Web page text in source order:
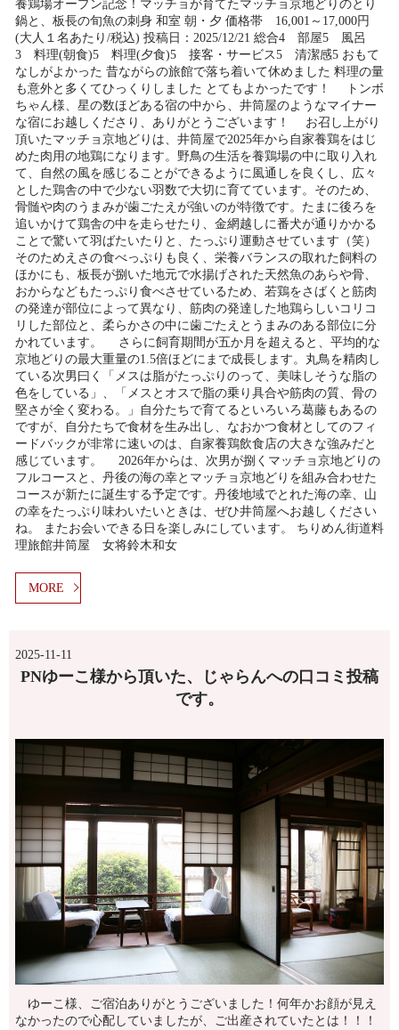
養鶏場オープン記念！マッチョが育てたマッチョ京地どりのとり
鍋と、板長の旬魚の刺身 和室 朝・夕 価格帯 16,001～17,000円
(大人１名あたり/税込) 投稿日：2025/12/21 総合4 部屋5 風呂
3 料理(朝食)5 料理(夕食)5 接客・サービス5 清潔感5 おもて
なしがよかった 昔ながらの旅館で落ち着いて休めました 料理の量
も意外と多くてひっくりしました とてもよかったです！ トンボ
ちゃん様、星の数ほどある宿の中から、井筒屋のようなマイナー
な宿にお越しくださり、ありがとうございます！ お召し上がり
頂いたマッチョ京地どりは、井筒屋で2025年から自家養鶏をはじ
めた肉用の地鶏になります。野鳥の生活を養鶏場の中に取り入れ
て、自然の風を感じることができるように風通しを良くし、広々
とした鶏舎の中で少ない羽数で大切に育てています。そのため、
骨髄や肉のうまみが歯ごたえが強いのが特徴です。たまに後ろを
追いかけて鶏舎の中を走らせたり、金網越しに番犬が通りかかる
ことで驚いて羽ばたいたりと、たっぷり運動させています（笑）
そのためえさの食べっぷりも良く、栄養バランスの取れた飼料の
ほかにも、板長が捌いた地元で水揚げされた天然魚のあらや骨、
おからなどもたっぷり食べさせているため、若鶏をさばくと筋肉
の発達が部位によって異なり、筋肉の発達した地鶏らしいコリコ
リした部位と、柔らかさの中に歯ごたえとうまみのある部位に分
かれています。 さらに飼育期間が五か月を超えると、平均的な
京地どりの最大重量の1.5倍ほどにまで成長します。丸鳥を精肉し
ている次男曰く「メスは脂がたっぷりのって、美味しそうな脂の
色をしている」、「メスとオスで脂の乗り具合や筋肉の質、骨の
堅さが全く変わる。」自分たちで育てるといろいろ葛藤もあるの
ですが、自分たちで食材を生み出し、なおかつ食材としてのフィ
ードバックが非常に速いのは、自家養鶏飲食店の大きな強みだと
感じています。 2026年からは、次男が捌くマッチョ京地どりの
フルコースと、丹後の海の幸とマッチョ京地どりを組み合わせた
コースが新たに誕生する予定です。丹後地域でとれた海の幸、山
の幸をたっぷり味わいたいときは、ぜひ井筒屋へお越しください
ね。 またお会いできる日を楽しみにしています。 ちりめん街道料
理旅館井筒屋 女将鈴木和女
MORE
2025-11-11
PNゆーこ様から頂いた、じゃらんへの口コミ投稿
です。
ゆーこ様、ご宿泊ありがとうございました！何年かお顔が見え
なかったので心配していましたが、ご出産されていたとは！！！